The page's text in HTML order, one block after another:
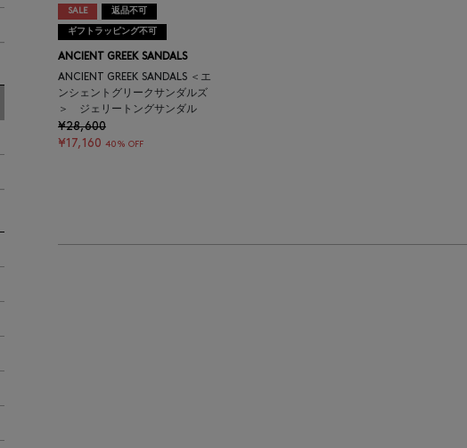
SALE 返品不可
ギフトラッピング不可
ANCIENT GREEK SANDALS
ANCIENT GREEK SANDALS ＜エ
ンシェントグリークサンダルズ
＞ ジェリートングサンダル
¥28,600
¥17,160 40% OFF